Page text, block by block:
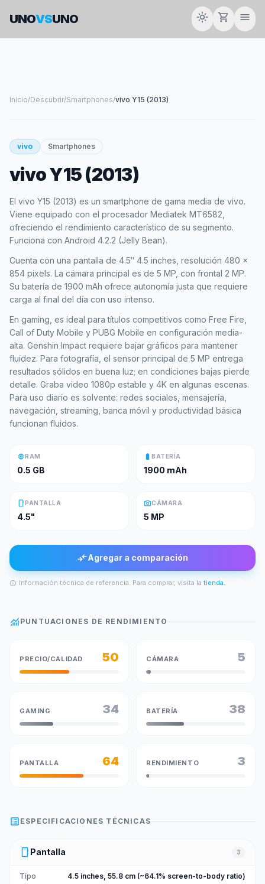
UNOVSUNO light_mode shopping_cart menu
Inicio/Descubrir/Smartphones/vivo Y15 (2013)
smartphone
VIVO
vivo Smartphones
vivo Y15 (2013)
El vivo Y15 (2013) es un smartphone de gama media de vivo.
Viene equipado con el procesador Mediatek MT6582,
ofreciendo el rendimiento característico de su segmento.
Funciona con Android 4.2.2 (Jelly Bean).
Cuenta con una pantalla de 4.5″ 4.5 inches, resolución 480 x
854 pixels. La cámara principal es de 5 MP, con frontal 2 MP.
Su batería de 1900 mAh ofrece autonomía justa que requiere
carga al final del día con uso intenso.
En gaming, es ideal para títulos competitivos como Free Fire,
Call of Duty Mobile y PUBG Mobile en configuración media-
alta. Genshin Impact requiere bajar gráficos para mantener
fluidez. Para fotografía, el sensor principal de 5 MP entrega
resultados sólidos en buena luz; en condiciones bajas pierde
detalle. Graba video 1080p estable y 4K en algunas escenas.
Para uso diario es solvente: redes sociales, mensajería,
navegación, streaming, banca móvil y productividad básica
funcionan fluidos.
memoryRAM
0.5 GB
battery_full BATERÍA
1900 mAh
smartphonePANTALLA
4.5"
photo_cameraCÁMARA
5 MP
compare_arrowsAgregar a comparación
info Información técnica de referencia. Para comprar, visita la tienda.
monitoring PUNTUACIONES DE RENDIMIENTO
PRECIO/CALIDAD 50 CÁMARA 5
GAMING 34 BATERÍA 38
PANTALLA 64 RENDIMIENTO 3
list_alt ESPECIFICACIONES TÉCNICAS
smartphone Pantalla 3
Tipo 4.5 inches, 55.8 cm (~64.1% screen-to-body ratio)